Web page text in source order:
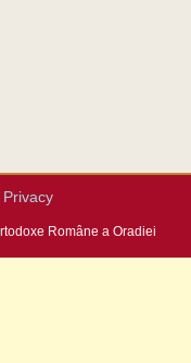
Privacy
Române a Oradiei